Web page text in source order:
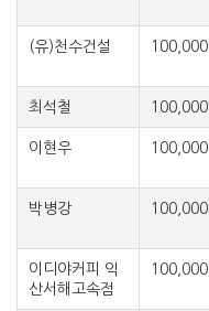
(유)천수건설 100,000
최석철 100,000
이현우 100,000
박병강 100,000
이디야커피 익
산서해고속점
100,000